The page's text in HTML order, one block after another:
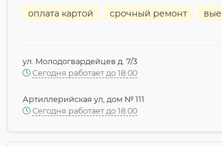
оплата картой срочный ремонт
ул. Молодогвардейцев д. 7/3
Сегодня работает до 18:00
Артиллерийская ул, дом № 111
Сегодня работает до 18:00